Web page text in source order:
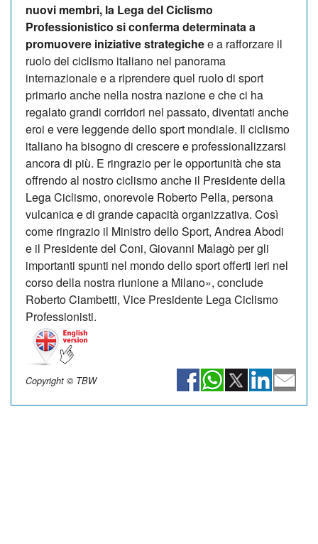
nuovi membri, la Lega del Ciclismo
Professionistico si conferma determinata a
promuovere iniziative strategichee a rafforzare il
ruolo del ciclismo italiano nel panorama
internazionale e a riprendere quel ruolo di sport
primario anche nella nostra nazione e che ci ha
regalato grandi corridori nel passato, diventati anche
eroi e vere leggende dello sport mondiale. Il ciclismo
italiano ha bisogno di crescere e professionalizzarsi
ancora di più. E ringrazio per le opportunità che sta
offrendo al nostro ciclismo anche il Presidente della
Lega Ciclismo, onorevole Roberto Pella, persona
vulcanica e di grande capacità organizzativa. Così
come ringrazio il Ministro dello Sport, Andrea Abodi
e il Presidente del Coni, Giovanni Malagò per gli
importanti spunti nel mondo dello sport offerti ieri nel
corso della nostra riunione a Milano», conclude
Roberto Ciambetti, Vice Presidente Lega Ciclismo
Professionisti.
Copyright © TBW